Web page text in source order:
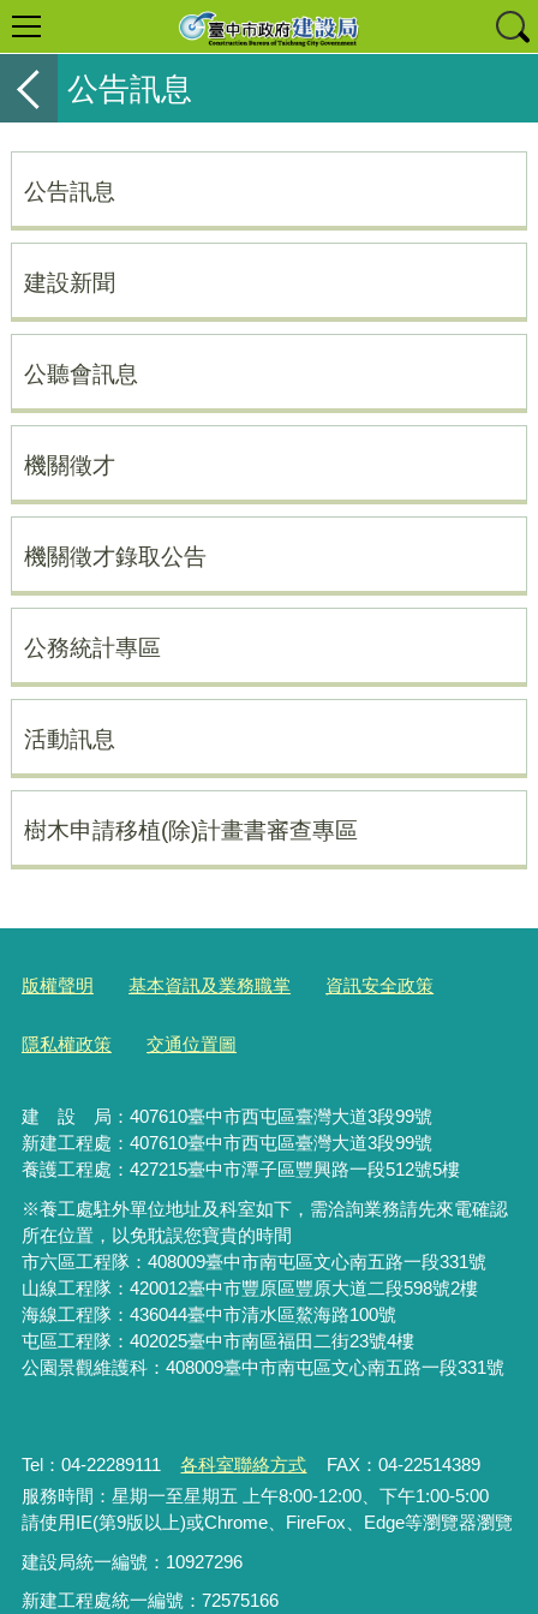
公告訊息
公告訊息
建設新聞
公聽會訊息
機關徵才
機關徵才錄取公告
公務統計專區
活動訊息
樹木申請移植(除)計畫書審查專區
版權聲明 基本資訊及業務職掌 資訊安全政策
隱私權政策 交通位置圖
建 設 局： 407610臺中市西屯區臺灣大道3段99號
新建工程處：407610臺中市西屯區臺灣大道3段99號
養護工程處：427215臺中市潭子區豐興路一段512號5樓
※養工處駐外單位地址及科室如下，需洽詢業務請先來電確認
所在位置，以免耽誤您寶貴的時間
市六區工程隊：408009臺中市南屯區文心南五路一段331號
山線工程隊：420012臺中市豐原區豐原大道二段598號2樓
海線工程隊：436044臺中市清水區鰲海路100號
屯區工程隊：402025臺中市南區福田二街23號4樓
公園景觀維護科：408009臺中市南屯區文心南五路一段331號
Tel：04-22289111 各科室聯絡方式
FAX：04-22514389
服務時間：星期一至星期五 上午8:00-12:00、下午1:00-5:00
請使用IE(第9版以上)或Chrome、FireFox、Edge等瀏覽器瀏覽
建設局統一編號：10927296
新建工程處統一編號 ： 72575166